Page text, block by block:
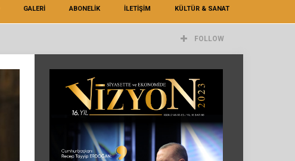
GALERİ ABONELİK İLETIŞIM KÜLTÜR & SANAT
FOLLOW